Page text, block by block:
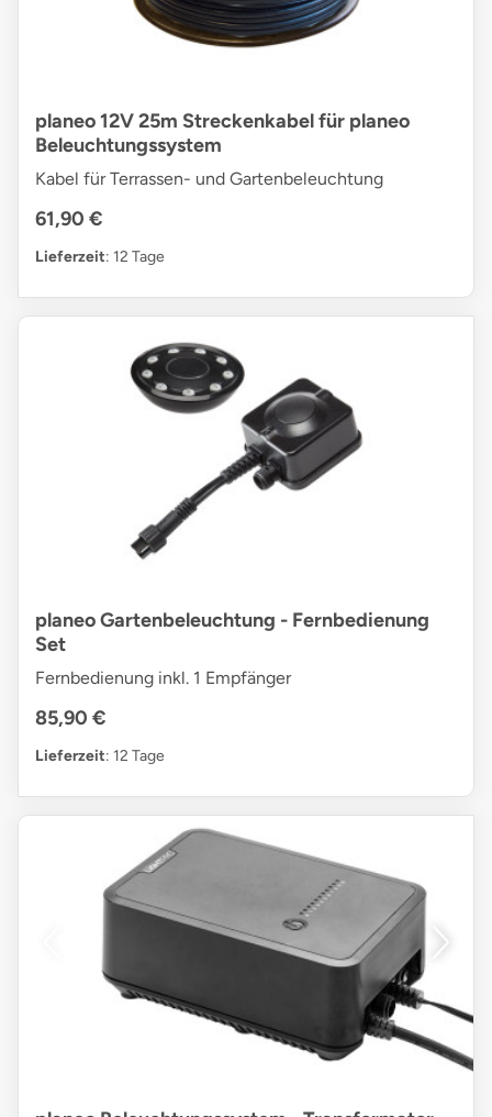
planeo 12V 25m Streckenkabel für planeo
Beleuchtungssystem
Kabel für Terrassen- und Gartenbeleuchtung
61,90 €
Lieferzeit: 12 Tage
planeo Gartenbeleuchtung - Fernbedienung
Set
Fernbedienung inkl. 1 Empfänger
85,90 €
Lieferzeit: 12 Tage